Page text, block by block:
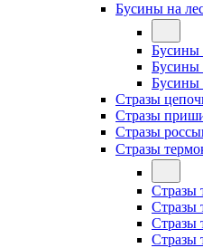
Бусины на
Бусины
Бусины
Бусины
Стразы
Стразы
Стразы
Стразы
Стразы
Стразы
Стразы
Стразы